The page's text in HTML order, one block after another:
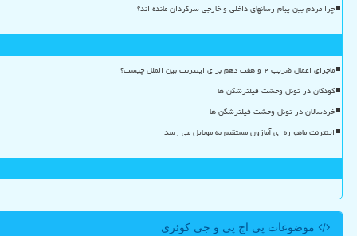
چرا مردم بین پیام رسانهای داخلی و خارجی سرگردان مانده اند؟
ماجرای اعمال ضریب ۲ و هفت دهم برای اینترنت بین الملل چیست؟
کودکان در تونل وحشت فیلترشکن ها
خردسالان در تونل وحشت فیلترشکن ها
اینترنت ماهواره ای آمازون مستقیم به موبایل می رسد
موضوعات پی اچ پی و جی كوئری